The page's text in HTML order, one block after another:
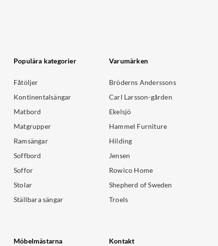
Populära kategorier
Fåtöljer
Kontinentalsängar
Matbord
Matgrupper
Ramsängar
Soffbord
Soffor
Stolar
Ställbara sängar
Varumärken
Bröderns Anderssons
Carl Larsson-gården
Ekelsjö
Hammel Furniture
Hilding
Jensen
Rowico Home
Shepherd of Sweden
Troels
Möbelmästarna Kontakt